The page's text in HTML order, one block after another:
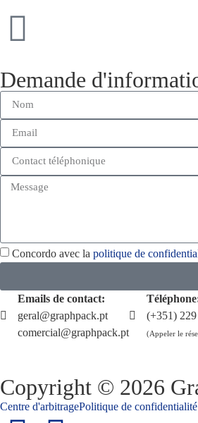
Demande
Concordo avec la politique de
Emails de contact:
geral@graphpack.pt
comercial@graphpack.pt
(+351)
(Appeler le
Copyright © 2026
Centre d'arbitragePolitique de